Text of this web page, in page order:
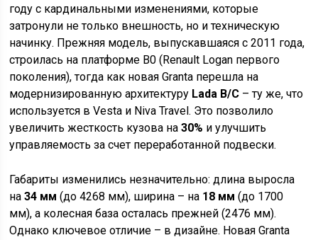
году с кардинальными изменениями, которые
затронули не только внешность, но и техническую
начинку. Прежняя модель, выпускавшаяся с 2011 года,
строилась на платформе B0 (Renault Logan первого
поколения), тогда как новая Granta перешла на
модернизированную архитектуру Lada B/C – ту же, что
используется в Vesta и Niva Travel. Это позволило
увеличить жесткость кузова на30% и улучшить
управляемость за счет переработанной подвески.
Габариты изменились незначительно: длина выросла
на34 мм (до 4268 мм), ширина – на 18 мм (до 1700
мм), а колесная база осталась прежней (2476 мм).
Однако ключевое отличие – в дизайне. Новая Granta